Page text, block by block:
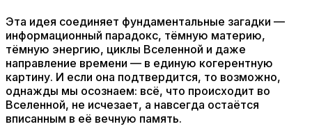
Эта идея соединяет фундаментальные загадки —
информационный парадокс, тёмную материю,
тёмную энергию, циклы Вселенной и даже
направление времени — в единую когерентную
картину. И если она подтвердится, то возможно,
однажды мы осознаем: всё, что происходит во
Вселенной, не исчезает, а навсегда остаётся
вписанным в её вечную память.